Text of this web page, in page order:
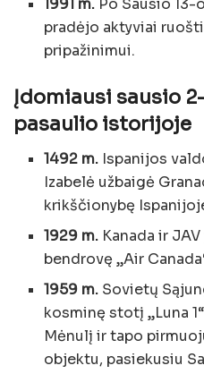
1991 m. Po Sausio
pradėjo aktyviai
pripažinimui.
Įdomiausi sausio
pasaulio istorijoje
1492 m. Ispanijos
Izabelė užbaigė
krikščionybę
1929 m. Kanada ir
bendrovę „Air
1959 m. Sovietų
kosminę stotį „Luna
Mėnulį ir tapo
objektu, pasiekusiu